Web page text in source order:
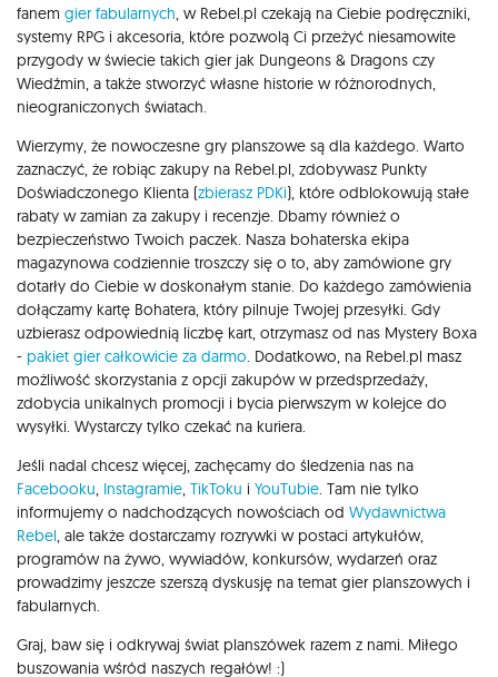
fanem gier fabularnych , w Rebel.pl czekają na Ciebie podręczniki,
systemy RPG i akcesoria, które pozwolą Ci przeżyć niesamowite
przygody w świecie takich gier jak Dungeons & Dragons czy
Wiedźmin, a także stworzyć własne historie w różnorodnych,
nieograniczonych światach.
Wierzymy, że nowoczesne gry planszowe są dla każdego. Warto
zaznaczyć, że robiąc zakupy na Rebel.pl, zdobywasz Punkty
Doświadczonego Klienta (zbierasz PDKi), które odblokowują stałe
rabaty w zamian za zakupy i recenzje. Dbamy również o
bezpieczeństwo Twoich paczek. Nasza bohaterska ekipa
magazynowa codziennie troszczy się o to, aby zamówione gry
dotarły do Ciebie w doskonałym stanie. Do każdego zamówienia
dołączamy kartę Bohatera, który pilnuje Twojej przesyłki. Gdy
uzbierasz odpowiednią liczbę kart, otrzymasz od nas Mystery Boxa
- pakiet gier całkowicie za darmo . Dodatkowo, na Rebel.pl masz
możliwość skorzystania z opcji zakupów w przedsprzedaży,
zdobycia unikalnych promocji i bycia pierwszym w kolejce do
wysyłki. Wystarczy tylko czekać na kuriera.
Jeśli nadal chcesz więcej, zachęcamy do śledzenia nas na
Facebooku Instagramie TikToku i YouTubie . Tam nie tylko
informujemy o nadchodzących nowościach od Wydawnictwa
Rebel , ale także dostarczamy rozrywki w postaci artykułów,
programów na żywo, wywiadów, konkursów, wydarzeń oraz
prowadzimy jeszcze szerszą dyskusję na temat gier planszowych i
fabularnych.
Graj, baw się i odkrywaj świat planszówek razem z nami. Miłego
buszowania wśród naszych regałów! :)